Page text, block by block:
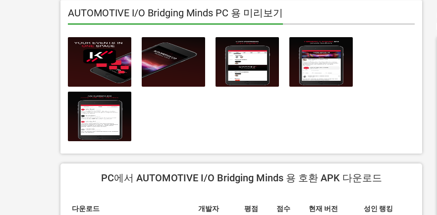
AUTOMOTIVE I/O Bridging Minds PC 용 미리보기
PC에서 AUTOMOTIVE I/O Bridging Minds 용 호환 APK 다운로드
다운로드 개발자 평점 점수 현재 버전 성인 랭킹